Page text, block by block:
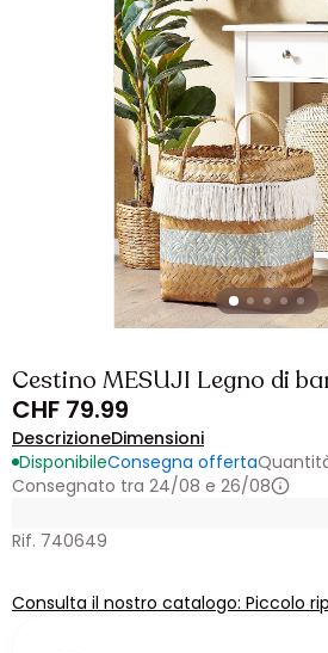
Cestino MESUJI Legno di
CHF 79.99
DescrizioneDimensioni
DisponibileConsegna offerta
Consegnato tra 24/08 e 26/08
Rif. 740649
Consulta il nostro catalogo: Piccolo